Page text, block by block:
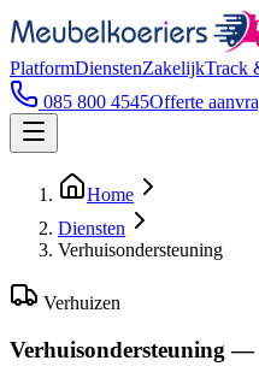
PlatformDienstenZakelijkTrack
085 800 4545Offerte
Home
Diensten
Verhuisondersteuning
Verhuizen
Verhuisondersteuning —